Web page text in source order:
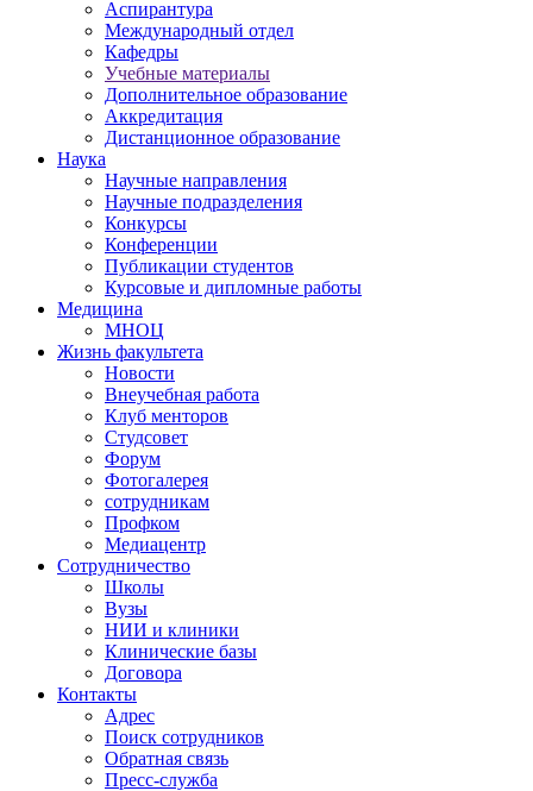
Аспирантура
Международный отдел
Кафедры
Учебные материалы
Дополнительное образование
Аккредитация
Дистанционное образование
Наука
Научные направления
Научные подразделения
Конкурсы
Конференции
Публикации студентов
Курсовые и дипломные работы
Медицина
МНОЦ
Жизнь факультета
Новости
Внеучебная работа
Клуб менторов
Студсовет
Форум
Фотогалерея
сотрудникам
Профком
Медиацентр
Сотрудничество
Школы
Вузы
НИИ и клиники
Клинические базы
Договора
Контакты
Адрес
Поиск сотрудников
Обратная связь
Пресс-служба